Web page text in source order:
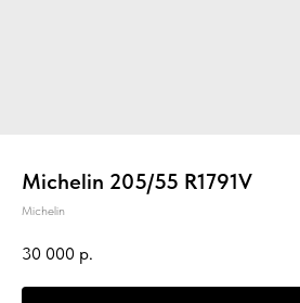
Michelin 205/55 R1791V
Michelin
30 000 р.